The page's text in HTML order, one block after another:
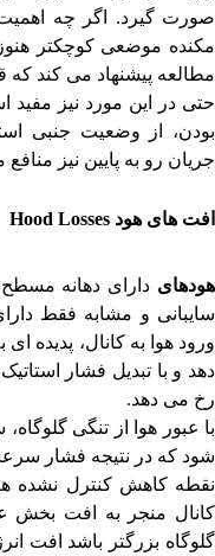
صورت گیرد. اگر چه اهمیت
مکنده موضعی کوچکتر
مطالعه پیشنهاد می کند
حتی در این مورد نیز
بودن، از وضعیت جنبی
جریان رو به پایین نیز
افت های هود Hood Losses
هودهای دارای دهانه
سایبانی و مشابه فقط
ورود هوا به کانال، پدیده ای
دهد و با تبدیل فشار
رخ می دهد.
با عبور هوا از تنگی
شود که در نتیجه فشار
نقطه کاهش کنترل نشده
کانال منجر به افت بخش
گلوگاه بزرگتر باشد افت